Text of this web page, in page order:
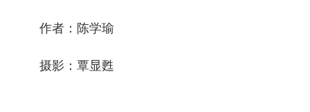
作者：陈学瑜
摄影：覃显甦